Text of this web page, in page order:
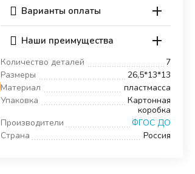
Варианты оплаты
Наши преимущества
Количество деталей
7
Размеры
26,5*13*13
Материал
пластмасса
Упаковка
Картонная
коробка
Производители
ФГОС ДО
Страна
Россия